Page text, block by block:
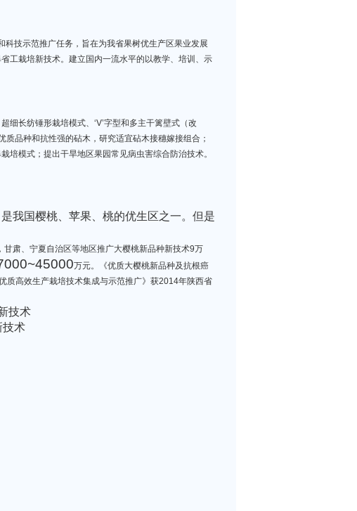
技示范推广任务，旨在为我省果树优生产区果业发展
工栽培新技术。建立国内一流水平的以教学、培训、示
细长纺锤形栽培模式、‘V’字型和多主干篱壁式（改
品种和抗性强的砧木，研究适宜砧木接穗嫁接组合；
培模式；提出干旱地区果园常见病虫害综合防治技术。
我国樱桃、苹果、桃的优生区之一。但是
肃、宁夏自治区等地区推广大樱桃新品种新技术9万
万元。《优质大樱桃新品种及抗根癌
质高效生产栽培技术集成与示范推广》获2014年陕西省
技术